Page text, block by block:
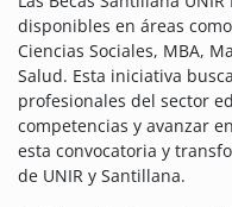
disponibles en áreas
Ciencias Sociales, MBA,
Salud. Esta iniciativa
profesionales del sector
competencias y avanzar
esta convocatoria y
de UNIR y Santillana.